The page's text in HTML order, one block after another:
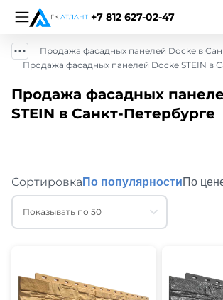
+7 812 627-02-47
Продажа фасадных панелей Docke в
Продажа фасадных панелей Docke STEIN в
Продажа фасадных
STEIN в Санкт-Петербурге
Сортировка По популярностиПо
Показывать по 50